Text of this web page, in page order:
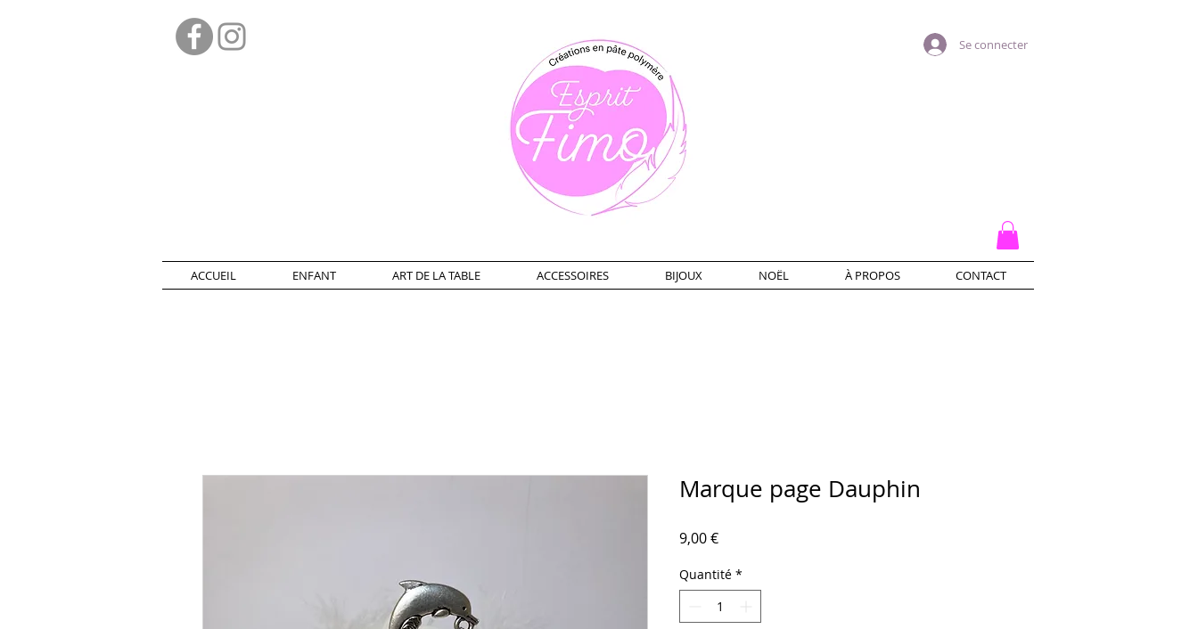
Se connecter
ACCUEIL ENFANT ART DE LA TABLE ACCESSOIRES BIJOUX NOËL À PROPOS CONTACT
Marque page Dauphin
9,00 €Prix
Quantité *